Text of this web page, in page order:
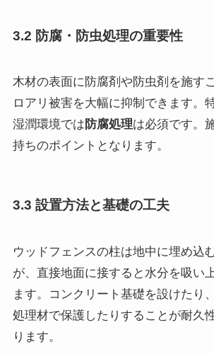
3.2 防腐・防虫処理の重要性
木材の表面に防腐剤や防虫剤を施す
ロアリ被害を大幅に抑制できます。
湿潤環境では 防腐処理は必須です。
持ちのポイントとなります。
3.3 設置方法と基礎の工夫
ウッドフェンスの柱は地中に埋め込
が、直接地面に接すると水分を吸い
ます。コンクリート基礎を設けたり
処理材で保護したりすることが耐久
ります。